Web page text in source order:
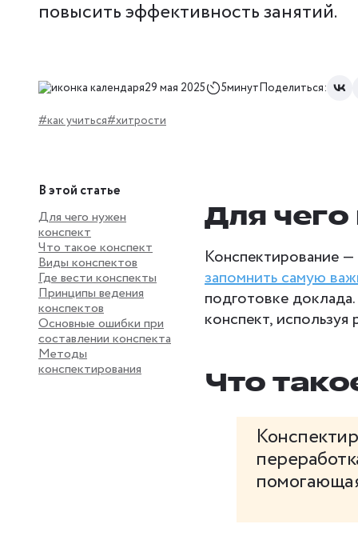
повысить эффективность занятий.
29 мая 2025 5минутПоделиться:
#как учиться#хитрости
В этой статье
Для чего нужен
конспект
Что такое конспект
Виды конспектов
Где вести конспекты
Принципы ведения
конспектов
Основные ошибки при
составлении конспекта
Методы
конспектирования
Для
Конспектирование
запомнить самую
подготовке
конспект,
Что